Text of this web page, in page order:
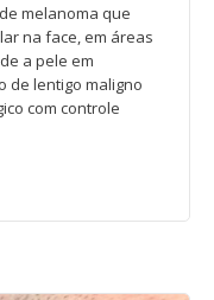
melanoma que
na face, em áreas
a pele em
de lentigo maligno
com controle